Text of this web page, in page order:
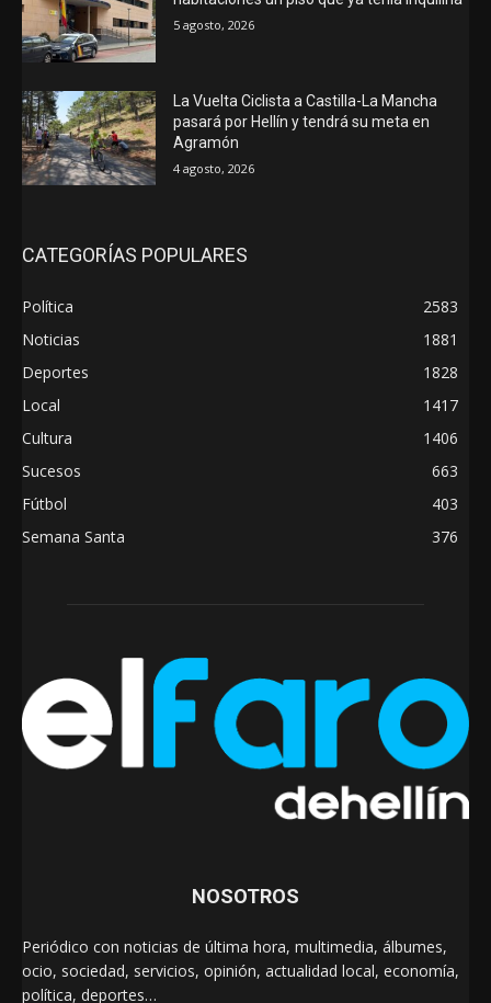
5 agosto, 2026
La Vuelta Ciclista a Castilla-La Mancha
pasará por Hellín y tendrá su meta en
Agramón
4 agosto, 2026
CATEGORÍAS POPULARES
Política
2583
Noticias
1881
Deportes
1828
Local
1417
Cultura
1406
Sucesos
663
Fútbol
403
Semana Santa
376
NOSOTROS
Periódico con noticias de última hora, multimedia, álbumes,
ocio, sociedad, servicios, opinión, actualidad local, economía,
política, deportes…